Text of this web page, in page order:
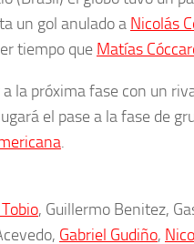
un gol anulado a Nicolás
tiempo que Matías
la próxima fase con un
el pase a la fase de
.
, Guillermo Benitez,
Gabriel Gudiño,